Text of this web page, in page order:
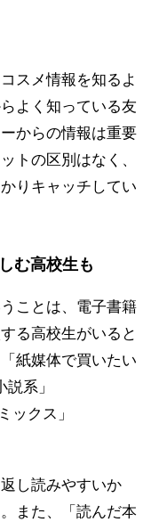
スメ情報を知るよ
よく知っている友
からの情報は重要
トの区別はなく、
りキャッチしてい
む高校生も
ことは、電子書籍
る高校生がいると
紙媒体で買いたい
系」
ックス」
し読みやすいか
また、「読んだ本